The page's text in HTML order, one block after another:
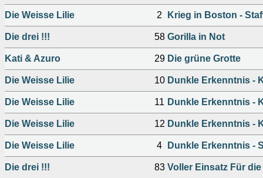
Die Weisse Lilie 2 Krieg in Boston -
Die drei !!! 58 Gorilla in Not
Kati & Azuro 29 Die grüne Grotte
Die Weisse Lilie 10 Dunkle Erkenntnis -
Die Weisse Lilie 11 Dunkle Erkenntnis -
Die Weisse Lilie 12 Dunkle Erkenntnis -
Die Weisse Lilie 4 Dunkle Erkenntnis -
Die drei !!! 83 Voller Einsatz Für